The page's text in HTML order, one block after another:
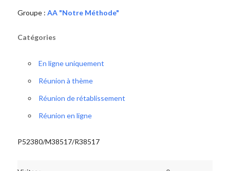
Groupe : AA "Notre Méthode"
Catégories
En ligne uniquement
Réunion à thème
Réunion de rétablissement
Réunion en ligne
P52380/M38517/R38517